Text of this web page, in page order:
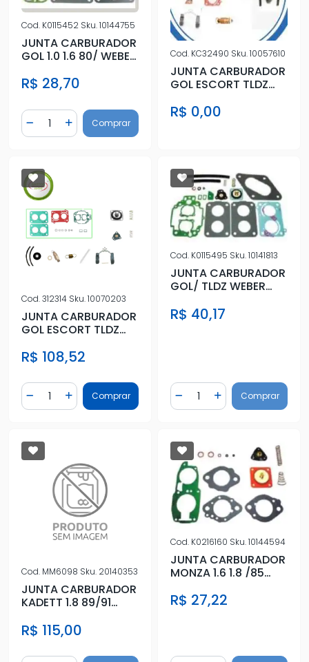
Cod. K0115452 Sku.10144755
JUNTA CARBURADOR
GOL 1.0 1.6 80/ WEBER
R$ 28,70
Diminuir Quantidade
Quantidade
Adicionar Quantidade
Comprar
Cod. KC32490 Sku.10057610
JUNTA CARBURADOR
GOL ESCORT TLDZ
R$ 0,00
Cod.312314 Sku.10070203
JUNTA CARBURADOR
GOL ESCORT TLDZ
495
R$ 108,52
Diminuir Quantidade
Quantidade
Adicionar Quantidade
Comprar
Cod. K0115495 Sku.10141813
JUNTA CARBURADOR
GOL/ TLDZ WEBER
R$ 40,17
Diminuir Quantidade
Quantidade
AdicionarComprar
Cod. MM6098 Sku. 20140353
JUNTA CARBURADOR
KADETT 1.8 89/91
86/9
R$ 115,00
Cod. K0216160 Sku.10144594
JUNTA CARBURADOR
MONZA 1.6 1.8 /85
DIAFRAG
R$ 27,22